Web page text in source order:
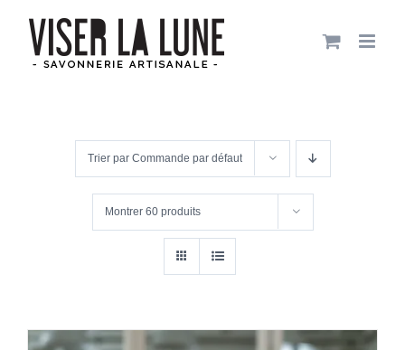
Passer
Trier par Commande par défaut
Montrer 60 produits